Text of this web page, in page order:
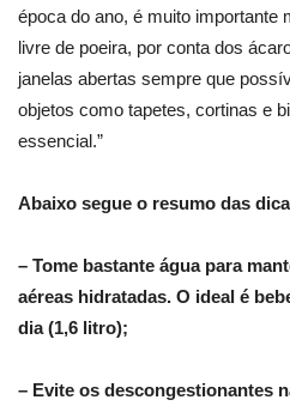
época do ano, é muito importante
livre de poeira, por conta dos
janelas abertas sempre que
objetos como tapetes, cortinas e
essencial.”
Abaixo segue o resumo das
– Tome bastante água para
aéreas hidratadas. O ideal é
dia (1,6 litro);
– Evite os descongestionantes